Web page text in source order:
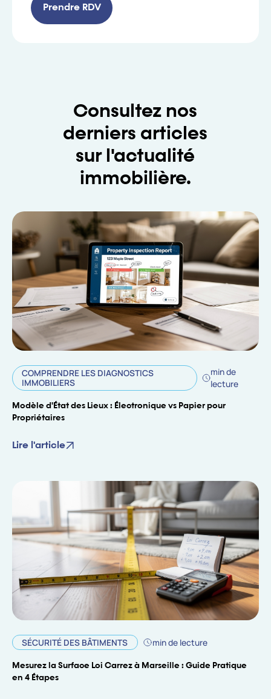
Prendre RDV
Consultez nos
derniers articles
sur l'actualité
immobilière.
COMPRENDRE LES DIAGNOSTICS
IMMOBILIERS
min de
lecture
Modèle d'État des Lieux : Électronique vs Papier pour
Propriétaires
Lire l'article
SÉCURITÉ DES BÂTIMENTS min de lecture
Mesurez la Surface Loi Carrez à Marseille : Guide Pratique
en 4 Étapes